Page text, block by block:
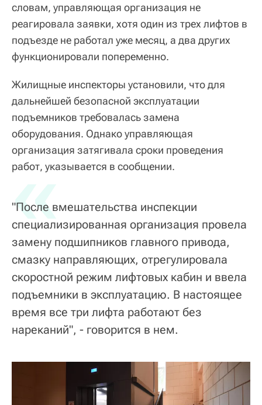
словам, управляющая организация не
реагировала заявки, хотя один из трех лифтов в
подъезде не работал уже месяц, а два других
функционировали попеременно.
Жилищные инспекторы установили, что для
дальнейшей безопасной эксплуатации
подъемников требовалась замена
оборудования. Однако управляющая
организация затягивала сроки проведения
работ, указывается в сообщении.
«
"После вмешательства инспекции
специализированная организация провела
замену подшипников главного привода,
смазку направляющих, отрегулировала
скоростной режим лифтовых кабин и ввела
подъемники в эксплуатацию. В настоящее
время все три лифта работают без
нареканий", - говорится в нем.